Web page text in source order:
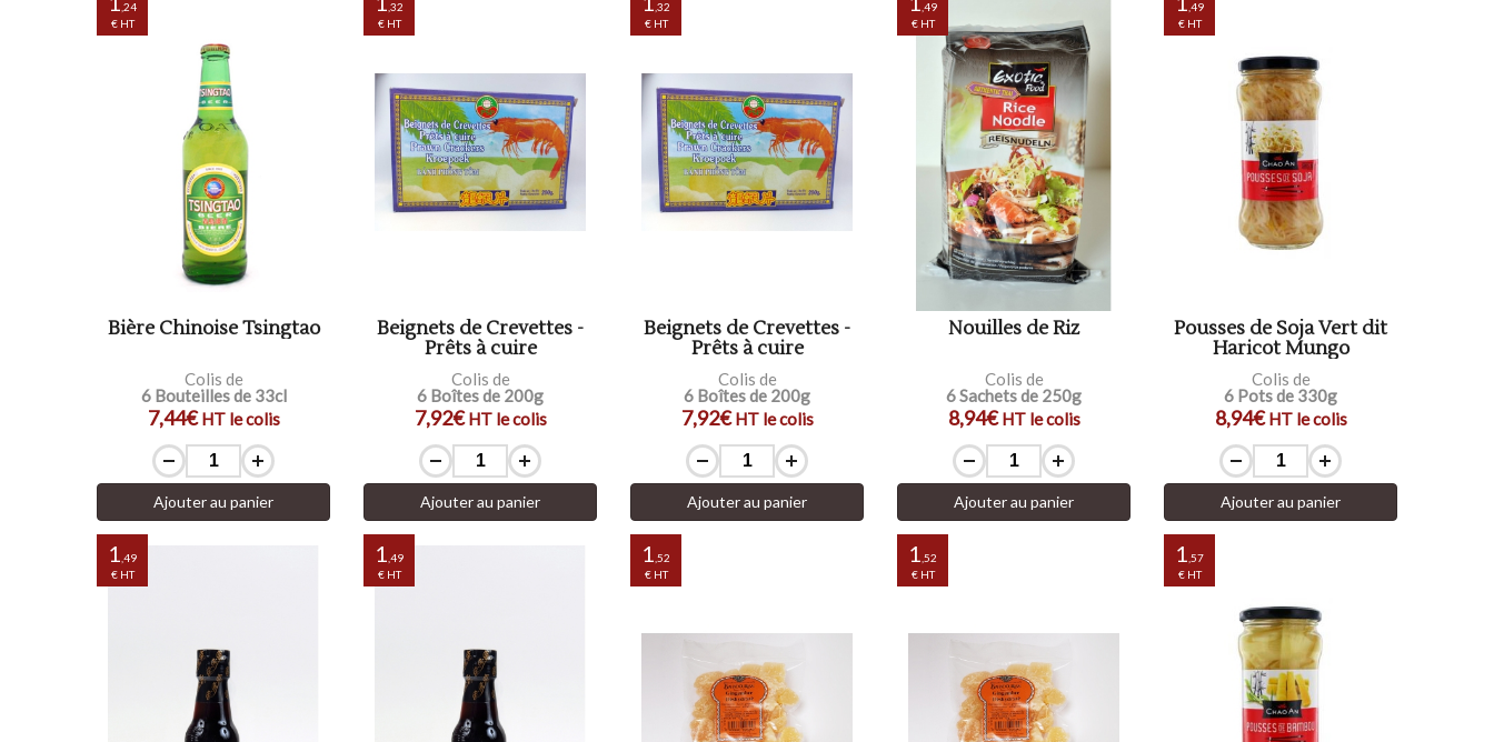
,24
€ HT
Bière Chinoise Tsingtao
Colis de
6 Bouteilles de 33cl
7,44€HT le colis
Ajouter au panier
,32
€ HT
Beignets de Crevettes -
Prêts à cuire
Colis de
6 Boîtes de 200g
7,92€HT le colis
Ajouter au panier
,32
€ HT
Beignets de Crevettes -
Prêts à cuire
Colis de
6 Boîtes de 200g
7,92€HT le colis
Ajouter au panier
,49
€ HT
Nouilles de Riz
Colis de
6 Sachets de 250g
8,94€HT le colis
Ajouter au panier
,49
€ HT
Pousses de Soja Vert dit
Haricot Mungo
Colis de
6 Pots de 330g
8,94€HT le colis
Ajouter au panier
1 ,49
€ HT
1 ,49
€ HT
1 ,52
€ HT
1 ,52
€ HT
1 ,57
€ HT